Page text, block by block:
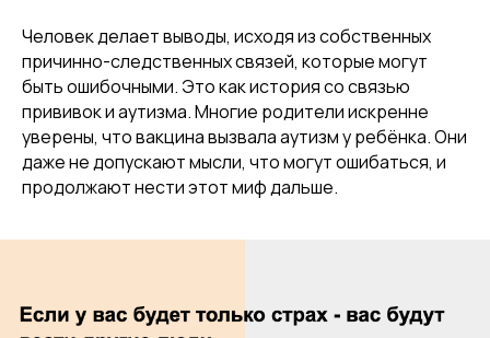
Человек делает выводы, исходя из собственных
причинно-следственных связей, которые могут
быть ошибочными. Это как история со связью
прививок и аутизма. Многие родители искренне
уверены, что вакцина вызвала аутизм у ребёнка. Они
даже не допускают мысли, что могут ошибаться, и
продолжают нести этот миф дальше.